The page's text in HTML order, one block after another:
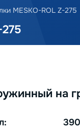
MЕSKO-RОL Z-275
на